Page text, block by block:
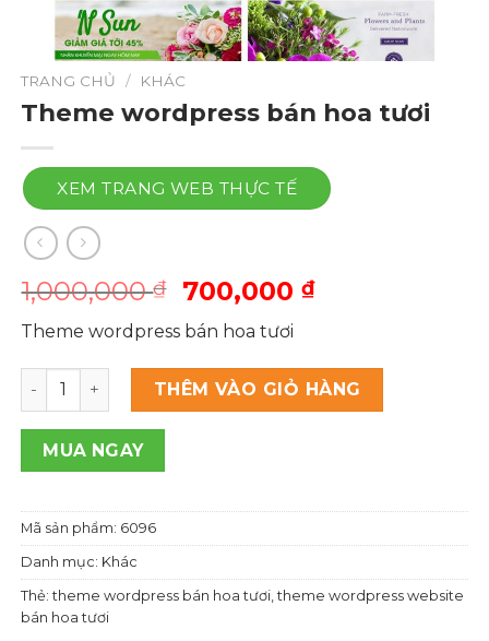
TRANG CHỦ / KHÁC
Theme wordpress bán hoa tươi
XEM TRANG WEB THỰC TẾ
1,000,000₫
Giá
gốc
là:
1,000,000 ₫.
700,000 ₫Giá
là:
700,000 ₫.
Theme wordpress bán hoa tươi
Theme wordpress bán hoa tươi số lượng
THÊM VÀO GIỎ HÀNG
MUA NGAY
Mã sản phẩm: 6096
Danh mục: Khác
Thẻ:theme wordpress bán hoa tươi,theme wordpress website
bán hoa tươi